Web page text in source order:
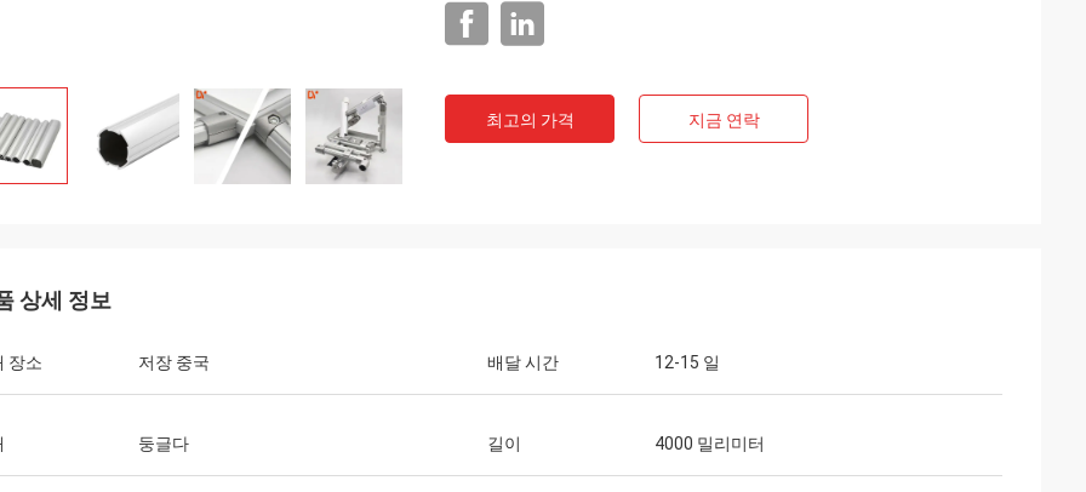
은, 야윈 관 12000 미터 2808, 상아
배열합니다.
Huawei 통신
그렇습니다, 우리는 항상 운반물 손수레 및
최고의 가격 지금 연락
상세 정보
장소 저장 중국 배달 시간 12-15 일
둥글다 길이 4000 밀리미터